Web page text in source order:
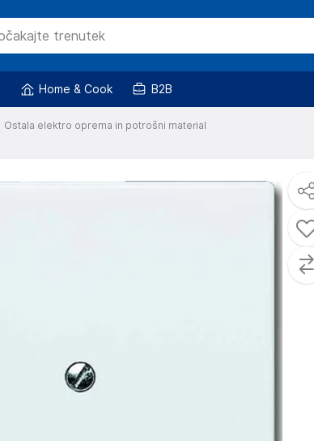
Home & Cook B2B
Ostala elektro oprema in potrošni material